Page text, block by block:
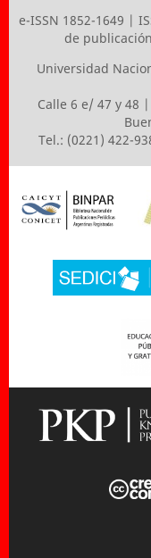
e-ISSN 1852-1649 |
de
Universidad
Calle 6 e/ 47 y 48
Tel.: (0221) 422-